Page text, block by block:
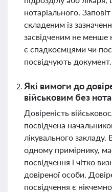
нотаріального.
складеним із
засвідченим не менше
є спадкоємцями чи
посвідчують документ.
Які вимоги до
військовим без
Довіреність
посвідчена
лікувального
одному примірнику,
посвідчення і чітко
довіреної особи.
посвідчення є